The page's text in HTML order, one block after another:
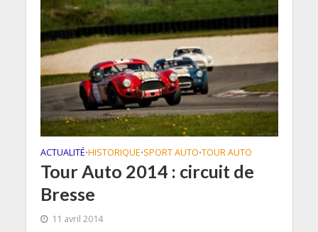
ACTUALITÉ•HISTORIQUE•SPORT AUTO•TOUR AUTO
Tour Auto 2014 : circuit de
Bresse
11 avril 2014